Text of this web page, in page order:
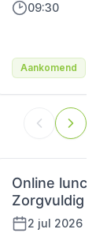
09:30
Aankomend
Online
Zorgvuldig
2 jul 2026